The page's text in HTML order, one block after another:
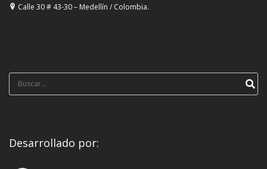
Calle 30 # 43-30 – Medellín / Colombia.
Búsqueda
para:
Desarrollado por: